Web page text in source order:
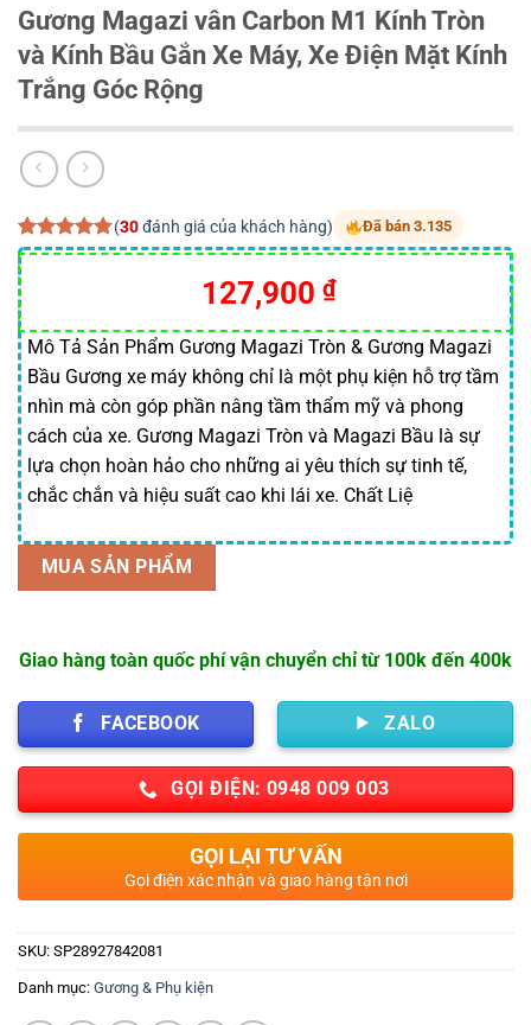
Gương Magazi vân Carbon M1 Kính Tròn
và Kính Bầu Gắn Xe Máy, Xe Điện Mặt Kính
Trắng Góc Rộng
5.00trên 5
dựa trên
30
đánh giá
(30đánh giá của khách hàng) Đã bán 3.135
Giá
gốc
là:
145,000 ₫.
127,900 ₫Giá
hiện
tại
là:
127,900 ₫.
Mô Tả Sản Phẩm Gương Magazi Tròn & Gương Magazi
Bầu Gương xe máy không chỉ là một phụ kiện hỗ trợ tầm
nhìn mà còn góp phần nâng tầm thẩm mỹ và phong
cách của xe. Gương Magazi Tròn và Magazi Bầu là sự
lựa chọn hoàn hảo cho những ai yêu thích sự tinh tế,
chắc chắn và hiệu suất cao khi lái xe. Chất Liệ
MUA SẢN PHẨM
Giao hàng toàn quốc phí vận chuyển chỉ từ 100k đến 400k
FACEBOOK ZALO
GỌI ĐIỆN: 0948 009 003
GỌI LẠI TƯ VẤN
Gọi điện xác nhận và giao hàng tận nơi
SKU: SP28927842081
Danh mục: Gương & Phụ kiện